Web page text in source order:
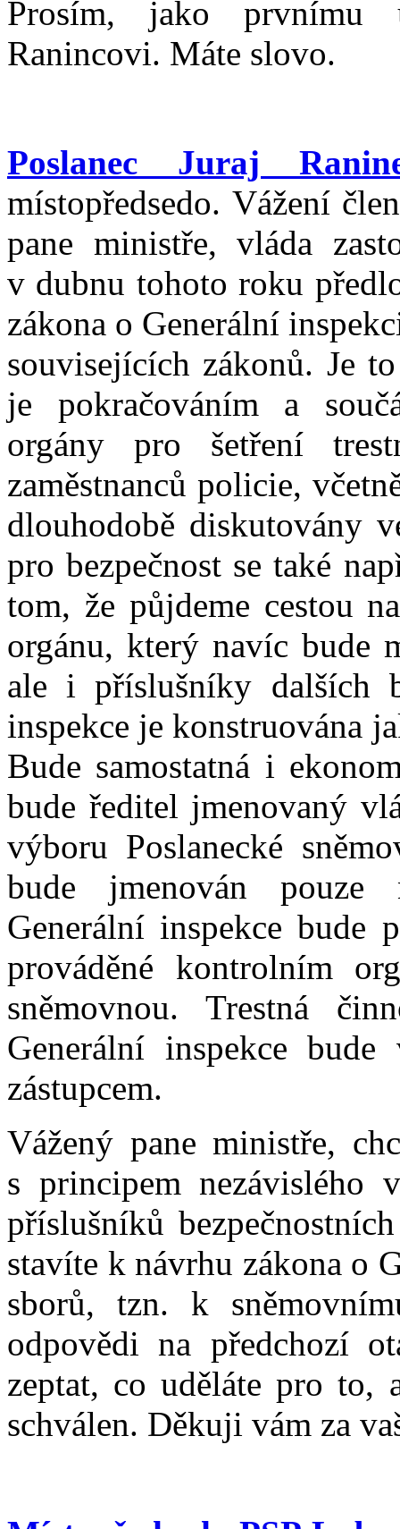
Prosím, jako prvnímu
Ranincovi. Máte slovo.
Poslanec Juraj
místopředsedo. Vážení
pane ministře, vláda
v dubnu tohoto roku
zákona o Generální
souvisejících zákonů. Je
je pokračováním a
orgány pro šetření
zaměstnanců policie,
dlouhodobě diskutovány
pro bezpečnost se také
tom, že půjdeme cestou
orgánu, který navíc bude
ale i příslušníky dalších
inspekce je konstruována
Bude samostatná i
bude ředitel jmenovaný
výboru Poslanecké
bude jmenován pouze
Generální inspekce bude
prováděné kontrolním
sněmovnou. Trestná
Generální inspekce bude
zástupcem.
Vážený pane ministře,
s principem nezávislého
příslušníků
stavíte k návrhu zákona o
sborů, tzn. k
odpovědi na předchozí
zeptat, co uděláte pro to,
schválen. Děkuji vám za